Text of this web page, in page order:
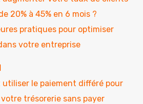
20% à 45% en 6 mois ?
pratiques pour optimiser
votre entreprise
utiliser le paiement différé pour
trésorerie sans payer